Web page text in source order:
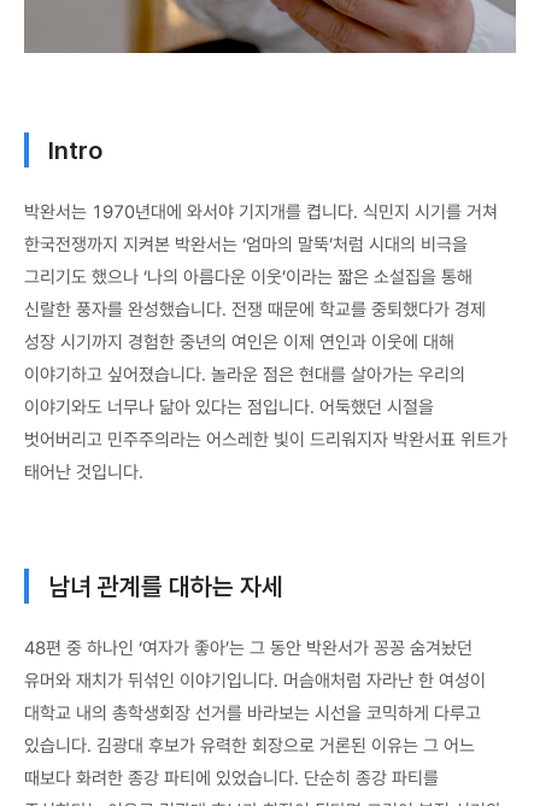
Intro
박완서는 1970년대에 와서야 기지개를 켭니다. 식민지 시기를 거쳐
한국전쟁까지 지켜본 박완서는 ‘엄마의 말뚝’처럼 시대의 비극을
그리기도 했으나 ‘나의 아름다운 이웃’이라는 짧은 소설집을 통해
신랄한 풍자를 완성했습니다. 전쟁 때문에 학교를 중퇴했다가 경제
성장 시기까지 경험한 중년의 여인은 이제 연인과 이웃에 대해
이야기하고 싶어졌습니다. 놀라운 점은 현대를 살아가는 우리의
이야기와도 너무나 닮아 있다는 점입니다. 어둑했던 시절을
벗어버리고 민주주의라는 어스레한 빛이 드리워지자 박완서표 위트가
태어난 것입니다.
남녀 관계를 대하는 자세
48편 중 하나인 ‘여자가 좋아’는 그 동안 박완서가 꽁꽁 숨겨놨던
유머와 재치가 뒤섞인 이야기입니다. 머슴애처럼 자라난 한 여성이
대학교 내의 총학생회장 선거를 바라보는 시선을 코믹하게 다루고
있습니다. 김광대 후보가 유력한 회장으로 거론된 이유는 그 어느
때보다 화려한 종강 파티에 있었습니다. 단순히 종강 파티를